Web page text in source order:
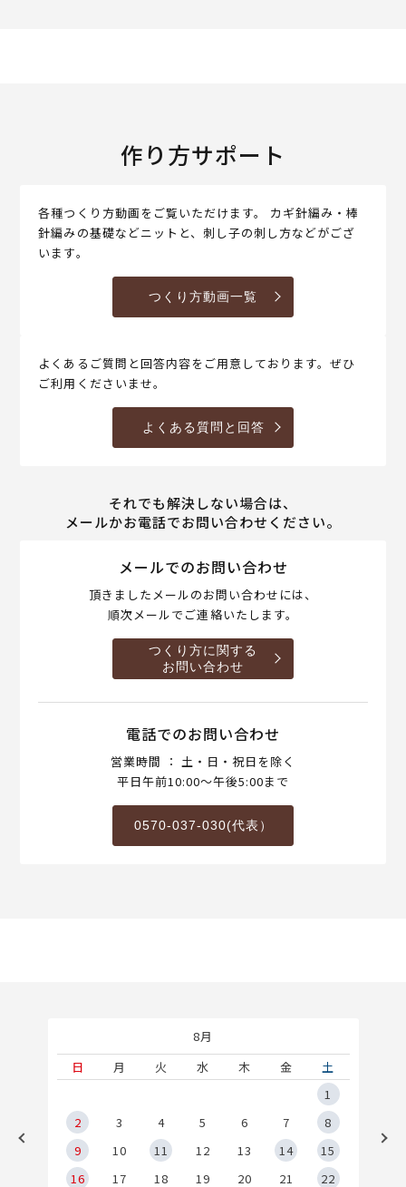
作り方サポート
各種つくり方動画をご覧いただけます。 カギ針編み・棒
針編みの基礎などニットと、刺し子の刺し方などがござ
います。
つくり方動画一覧
よくあるご質問と回答内容をご用意しております。ぜひ
ご利用くださいませ。
よくある質問と回答
それでも解決しない場合は、
メールかお電話でお問い合わせください。
メールでのお問い合わせ
頂きましたメールのお問い合わせには、
順次メールでご連絡いたします。
つくり方に関する
お問い合わせ
電話でのお問い合わせ
営業時間 ： 土・日・祝日を除く
平日午前10:00～午後5:00まで
0570-037-030(代表）
8月
日
月 火 水 木 金
土
1
2
3 4 5 6 7
8
9
10 11 12 13 14
15
16
17 18 19 20 21 22